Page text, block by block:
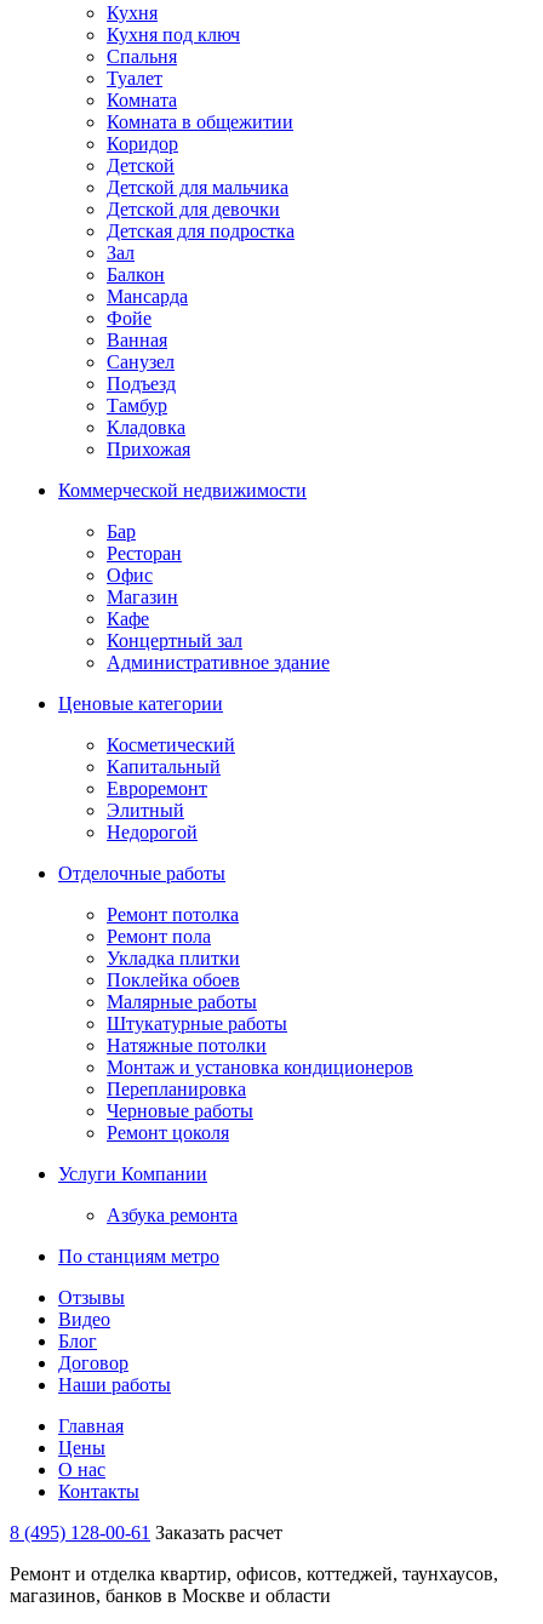
Кухня
Кухня под ключ
Спальня
Туалет
Комната
Комната в общежитии
Коридор
Детской
Детской для мальчика
Детской для девочки
Детская для подростка
Зал
Балкон
Мансарда
Фойе
Ванная
Санузел
Подъезд
Тамбур
Кладовка
Прихожая
Коммерческой недвижимости
Бар
Ресторан
Офис
Магазин
Кафе
Концертный зал
Административное здание
Ценовые категории
Косметический
Капитальный
Евроремонт
Элитный
Недорогой
Отделочные работы
Ремонт потолка
Ремонт пола
Укладка плитки
Поклейка обоев
Малярные работы
Штукатурные работы
Натяжные потолки
Монтаж и установка кондиционеров
Перепланировка
Черновые работы
Ремонт цоколя
Услуги Компании
Азбука ремонта
По станциям метро
Отзывы
Видео
Блог
Договор
Наши работы
Главная
Цены
О нас
Контакты
8 (495) 128-00-61 Заказать расчет
Ремонт и отделка квартир, офисов, коттеджей, таунхаусов,
магазинов, банков в Москве и области